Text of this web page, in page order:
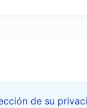
de su